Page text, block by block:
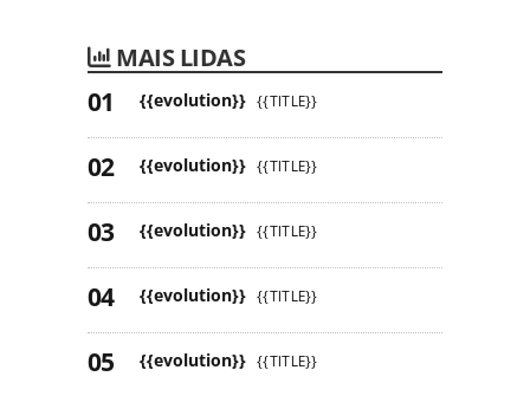
MAIS LIDAS
{{evolution}} {{TITLE}}
{{evolution}} {{TITLE}}
{{evolution}} {{TITLE}}
{{evolution}} {{TITLE}}
{{evolution}} {{TITLE}}